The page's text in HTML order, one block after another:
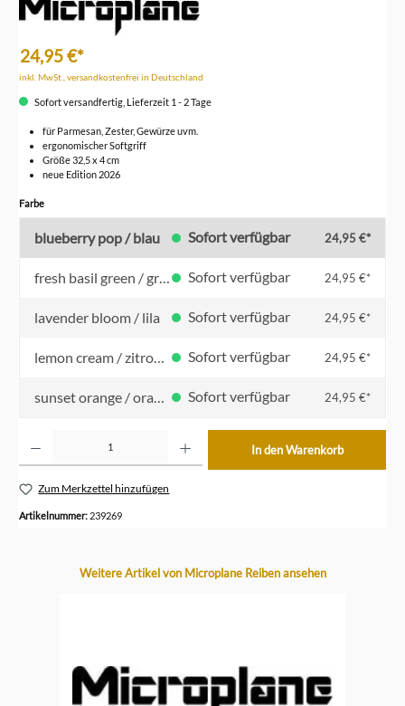
24,95 €*
inkl. MwSt., versandkostenfrei in Deutschland
Sofort versandfertig, Lieferzeit 1 - 2 Tage
für Parmesan, Zester, Gewürze uvm.
ergonomischer Softgriff
Größe 32,5 x 4 cm
neue Edition 2026
Farbeauswählen
blueberry pop / blau Sofort verfügbar 24,95 €*
fresh basil green / grün Sofort verfügbar 24,95 €*
lavender bloom / lila Sofort verfügbar 24,95 €*
lemon cream / zitronengelbSofort verfügbar 24,95 €*
sunset orange / orangerotSofort verfügbar 24,95 €*
In den Warenkorb
Zum Merkzettel hinzufügen
Artikelnummer: 239269
Produktgalerie überspringen
Weitere Artikel von Microplane Reiben ansehen